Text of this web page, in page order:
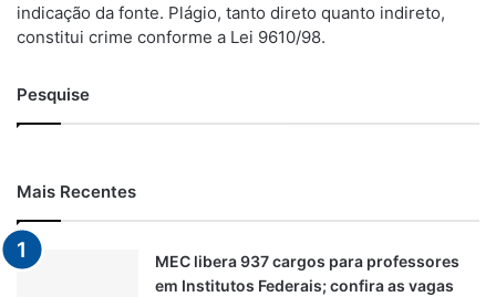
indicação da fonte. Plágio, tanto direto quanto indireto,
constitui crime conforme a Lei 9610/98.
Pesquise
Mais Recentes
MEC libera 937 cargos para professores
em Institutos Federais; confira as vagas